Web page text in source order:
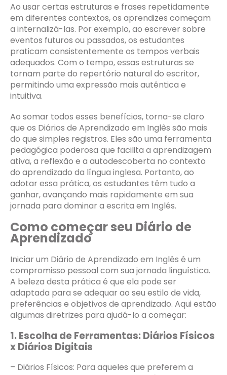
Ao usar certas estruturas e frases repetidamente
em diferentes contextos, os aprendizes começam
a internalizá-las. Por exemplo, ao escrever sobre
eventos futuros ou passados, os estudantes
praticam consistentemente os tempos verbais
adequados. Com o tempo, essas estruturas se
tornam parte do repertório natural do escritor,
permitindo uma expressão mais autêntica e
intuitiva.
Ao somar todos esses benefícios, torna-se claro
que os Diários de Aprendizado em Inglês são mais
do que simples registros. Eles são uma ferramenta
pedagógica poderosa que facilita a aprendizagem
ativa, a reflexão e a autodescoberta no contexto
do aprendizado da língua inglesa. Portanto, ao
adotar essa prática, os estudantes têm tudo a
ganhar, avançando mais rapidamente em sua
jornada para dominar a escrita em Inglês.
Como começar seu Diário de
Aprendizado
Iniciar um Diário de Aprendizado em Inglês é um
compromisso pessoal com sua jornada linguística.
A beleza desta prática é que ela pode ser
adaptada para se adequar ao seu estilo de vida,
preferências e objetivos de aprendizado. Aqui estão
algumas diretrizes para ajudá-lo a começar:
1. Escolha de Ferramentas: Diários Físicos
x Diários Digitais
– Diários Físicos: Para aqueles que preferem a